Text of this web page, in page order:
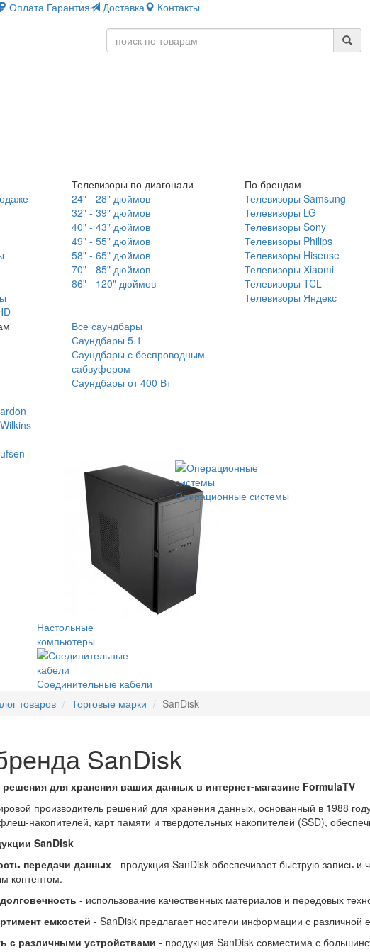
Оплата Гарантия Доставка
Контакты
Телевизоры по диагонали
24" - 28" дюймов
32" - 39" дюймов
40" - 43" дюймов
49" - 55" дюймов
58" - 65" дюймов
70" - 85" дюймов
86" - 120" дюймов
По брендам
Телевизоры Samsung
Телевизоры LG
Телевизоры Sony
Телевизоры Philips
Телевизоры Hisense
Телевизоры Xiaomi
Телевизоры TCL
Телевизоры Яндекс
Все саундбары
Саундбары 5.1
Саундбары с беспроводным
сабвуфером
Саундбары от 400 Вт
Настольные
компьютеры
Операционные системы
Соединительные кабели
товаров Торговые марки SanDisk
SanDisk
для хранения ваших данных в интернет-магазине FormulaTV
производитель решений для хранения данных, основанный в 1988
накопителей, карт памяти и твердотельных накопителей (SSD),
SanDisk
передачи данных - продукция SanDisk обеспечивает быструю запись
контентом.
- использование качественных материалов и передовых
емкостей - SanDisk предлагает носители информации с
с различными устройствами - продукция SanDisk совместима с